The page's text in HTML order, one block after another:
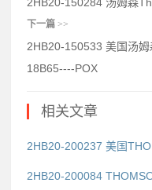
下一篇 >>
2HB20-150533 美国汤
18B65----POX
相关文章
2HB20-200084